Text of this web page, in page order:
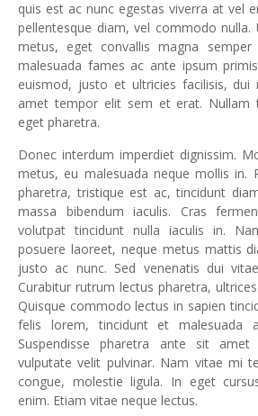
quis est ac nunc egestas viverra at vel
pellentesque diam, vel commodo nulla.
metus, eget convallis magna
malesuada fames ac ante ipsum
euismod, justo et ultricies facilisis, dui
amet tempor elit sem et erat. Nullam
eget pharetra.
Donec interdum imperdiet dignissim.
metus, eu malesuada neque mollis in.
pharetra, tristique est ac, tincidunt
massa bibendum iaculis. Cras
volutpat tincidunt nulla iaculis in.
posuere laoreet, neque metus mattis
justo ac nunc. Sed venenatis dui
Curabitur rutrum lectus pharetra,
Quisque commodo lectus in sapien
felis lorem, tincidunt et malesuada
Suspendisse pharetra ante sit
vulputate velit pulvinar. Nam vitae mi
congue, molestie ligula. In eget
enim. Etiam vitae neque lectus.